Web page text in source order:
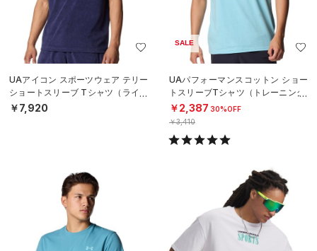
UAアイコン スポーツウェア テリー
ショートスリーブ Tシャツ（ライフ
スタイル/MEN）
￥7,920
SALE
UAパフォーマンスコットン ショー
トスリーブTシャツ（トレーニング/
MEN）
￥2,387 30%OFF
￥3,410